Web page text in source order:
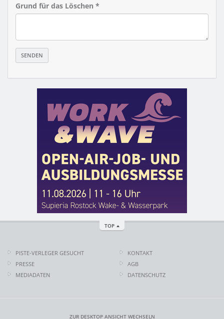
Grund für das Löschen *
TOP
PISTE-VERLEGER GESUCHT
PRESSE
MEDIADATEN
KONTAKT
AGB
DATENSCHUTZ
ZUR DESKTOP ANSICHT WECHSELN